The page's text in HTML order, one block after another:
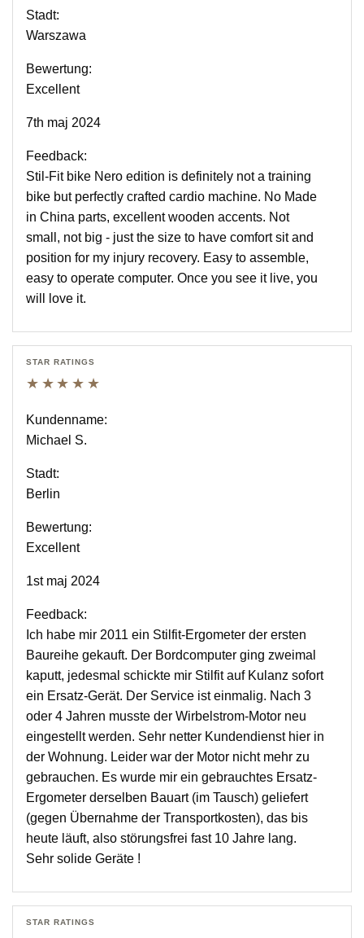
Stadt:
Warszawa
Bewertung:
Excellent
7th maj 2024
Feedback:
Stil-Fit bike Nero edition is definitely not a training
bike but perfectly crafted cardio machine. No Made
in China parts, excellent wooden accents. Not
small, not big - just the size to have comfort sit and
position for my injury recovery. Easy to assemble,
easy to operate computer. Once you see it live, you
will love it.
STAR RATINGS
★★★★★
Kundenname:
Michael S.
Stadt:
Berlin
Bewertung:
Excellent
1st maj 2024
Feedback:
Ich habe mir 2011 ein Stilfit-Ergometer der ersten
Baureihe gekauft. Der Bordcomputer ging zweimal
kaputt, jedesmal schickte mir Stilfit auf Kulanz sofort
ein Ersatz-Gerät. Der Service ist einmalig. Nach 3
oder 4 Jahren musste der Wirbelstrom-Motor neu
eingestellt werden. Sehr netter Kundendienst hier in
der Wohnung. Leider war der Motor nicht mehr zu
gebrauchen. Es wurde mir ein gebrauchtes Ersatz-
Ergometer derselben Bauart (im Tausch) geliefert
(gegen Übernahme der Transportkosten), das bis
heute läuft, also störungsfrei fast 10 Jahre lang.
Sehr solide Geräte !
STAR RATINGS